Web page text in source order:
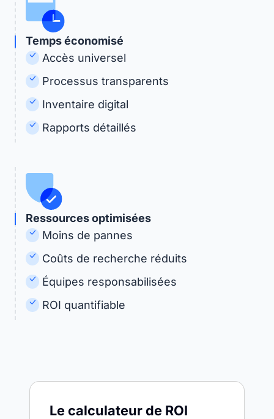
Temps économisé
Accès universel
Processus transparents
Inventaire digital
Rapports détaillés
Ressources optimisées
Moins de pannes
Coûts de recherche réduits
Équipes responsabilisées
ROI quantifiable
Le calculateur de ROI